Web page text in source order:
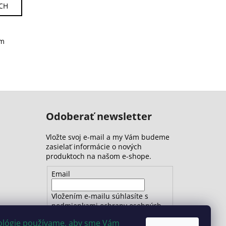
používame, aby sme Vám
Odoberať newsletter
Vložte svoj e-mail a my Vám budeme
zasielať informácie o nových
produktoch na našom e-shope.
Email
Vložením e-mailu súhlasíte s
podmienkami ochrany osobných